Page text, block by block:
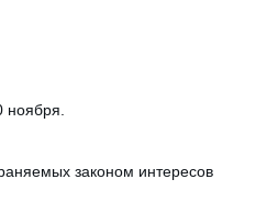
ноября.
законом интересов